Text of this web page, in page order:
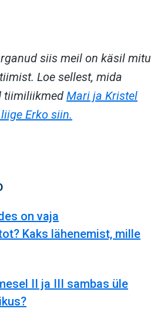
siis meil on käsil mitu
Loe sellest, mida
tiimiliikmed Mari ja Kristel
Erko siin.
on vaja
Kaks lähenemist, mille
II ja III sambas üle